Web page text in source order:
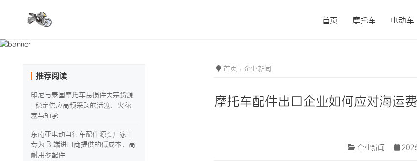
首页 摩托车 电动车
首页 企业新闻
摩托车配件出口企业如何应对海运
企业新闻
推荐阅读
印尼与泰国摩托车易损件大宗货源
| 稳定供应高频采购的活塞、火花
塞与轴承
东南亚电动自行车配件源头厂家 |
专为 B 端进口商提供的低成本、高
耐用零配件